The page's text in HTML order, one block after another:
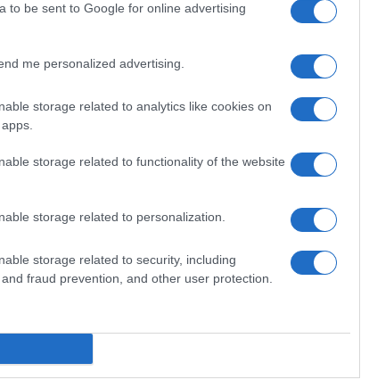
to be sent to Google for online advertising
me personalized advertising.
storage related to analytics like cookies on
storage related to functionality of the website
storage related to personalization.
storage related to security, including
fraud prevention, and other user protection.